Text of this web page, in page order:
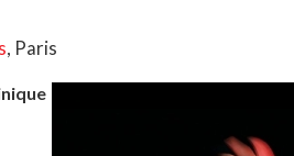
, Paris